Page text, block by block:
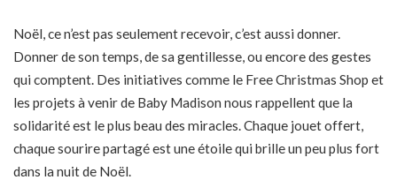
Noël, ce n’est pas seulement recevoir, c’est aussi donner.
Donner de son temps, de sa gentillesse, ou encore des gestes
qui comptent. Des initiatives comme le Free Christmas Shop et
les projets à venir de Baby Madison nous rappellent que la
solidarité est le plus beau des miracles. Chaque jouet offert,
chaque sourire partagé est une étoile qui brille un peu plus fort
dans la nuit de Noël.